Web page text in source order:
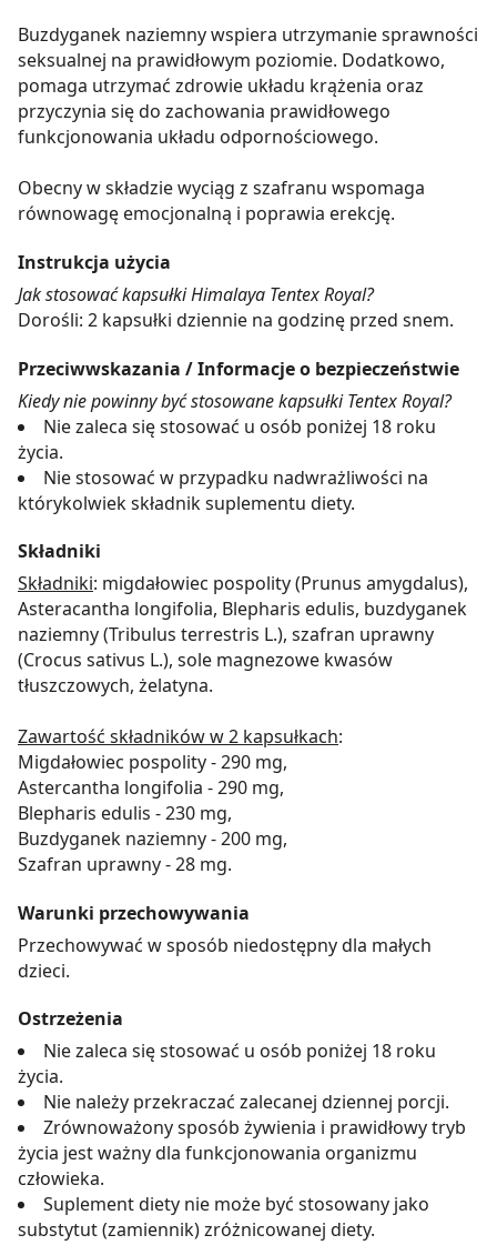
Buzdyganek naziemny wspiera utrzymanie sprawności
seksualnej na prawidłowym poziomie. Dodatkowo,
pomaga utrzymać zdrowie układu krążenia oraz
przyczynia się do zachowania prawidłowego
funkcjonowania układu odpornościowego.
Obecny w składzie wyciąg z szafranu wspomaga
równowagę emocjonalną i poprawia erekcję.
Instrukcja użycia
Jak stosować kapsułki Himalaya Tentex Royal?
Dorośli: 2 kapsułki dziennie na godzinę przed snem.
Przeciwwskazania / Informacje o bezpieczeństwie
Kiedy nie powinny być stosowane kapsułki Tentex Royal?
Nie zaleca się stosować u osób poniżej 18 roku
życia.
Nie stosować w przypadku nadwrażliwości na
którykolwiek składnik suplementu diety.
Składniki
Składniki: migdałowiec pospolity (Prunus amygdalus),
Asteracantha longifolia, Blepharis edulis, buzdyganek
naziemny (Tribulus terrestris L.), szafran uprawny
(Crocus sativus L.), sole magnezowe kwasów
tłuszczowych, żelatyna.
Zawartość składników w 2 kapsułkach:
Migdałowiec pospolity - 290 mg,
Astercantha longifolia - 290 mg,
Blepharis edulis - 230 mg,
Buzdyganek naziemny - 200 mg,
Szafran uprawny - 28 mg.
Warunki przechowywania
Przechowywać w sposób niedostępny dla małych
dzieci.
Ostrzeżenia
Nie zaleca się stosować u osób poniżej 18 roku
życia.
Nie należy przekraczać zalecanej dziennej porcji.
Zrównoważony sposób żywienia i prawidłowy tryb
życia jest ważny dla funkcjonowania organizmu
człowieka.
Suplement diety nie może być stosowany jako
substytut (zamiennik) zróżnicowanej diety.